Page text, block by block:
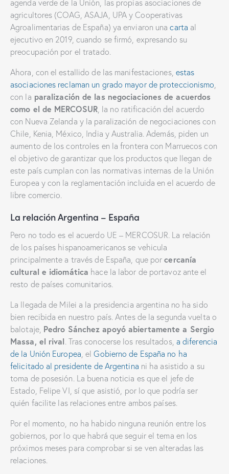
agenda verde de la Unión, las propias asociaciones de
agricultores (COAG, ASAJA, UPA y Cooperativas
Agroalimentarias de España) ya enviaron unacarta al
ejecutivo en 2019, cuando se firmó, expresando su
preocupación por el tratado.
Ahora, con el estallido de las manifestaciones, estas
asociaciones reclaman un grado mayor de proteccionismo,
con la paralización de las negociaciones de acuerdos
como el de MERCOSUR, la no ratificación del acuerdo
con Nueva Zelanda y la paralización de negociaciones con
Chile, Kenia, México, India y Australia. Además, piden un
aumento de los controles en la frontera con Marruecos con
el objetivo de garantizar que los productos que llegan de
este país cumplan con las normativas internas de la Unión
Europea y con la reglamentación incluida en el acuerdo de
libre comercio.
La relación Argentina – España
Pero no todo es el acuerdo UE – MERCOSUR. La relación
de los países hispanoamericanos se vehicula
principalmente a través de España, que porcercanía
cultural e idiomática hace la labor de portavoz ante el
resto de países comunitarios.
La llegada de Milei a la presidencia argentina no ha sido
bien recibida en nuestro país. Antes de la segunda vuelta o
balotaje, Pedro Sánchez apoyó abiertamente a Sergio
Massa, el rival. Tras conocerse los resultados, a diferencia
de la Unión Europea, elGobierno de España no ha
felicitado al presidente de Argentina ni ha asistido a su
toma de posesión. La buena noticia es que el jefe de
Estado, Felipe VI, sí que asistió, por lo que podría ser
quién facilite las relaciones entre ambos países.
Por el momento, no ha habido ninguna reunión entre los
gobiernos, por lo que habrá que seguir el tema en los
próximos meses para comprobar si se ven alteradas las
relaciones.